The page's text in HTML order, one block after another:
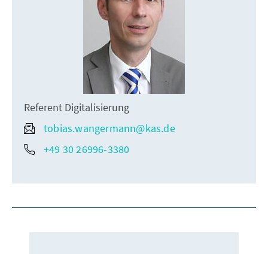
Referent Digitalisierung
tobias.wangermann@kas.de
+49 30 26996-3380